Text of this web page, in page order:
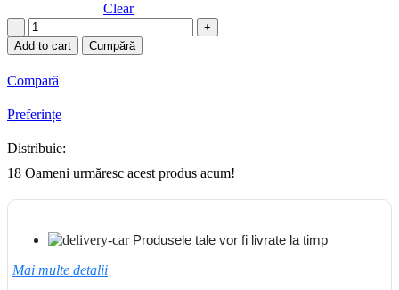
Clear
Capace
roti
IMPULSE
quantity
Add to cart Cumpără
Compară
Preferințe
Distribuie:
18 Oameni urmăresc acest produs acum!
Produsele tale vor fi livrate la timp
Mai multe detalii